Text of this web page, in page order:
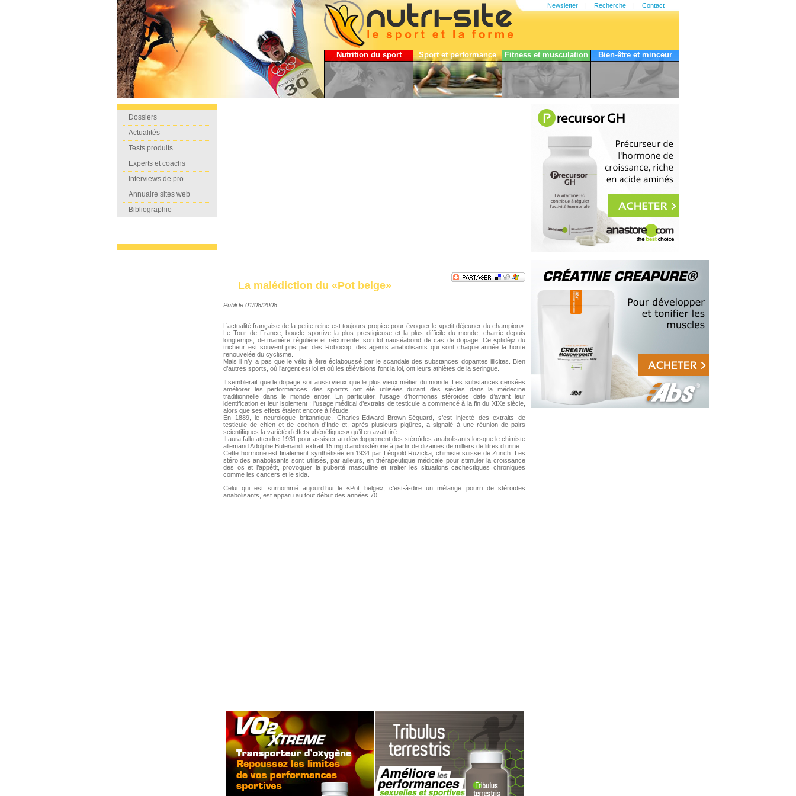
Newsletter | Recherche | Contact
Nutrition du sport Sport et performance Fitness et musculation Bien-être et minceur
Dossiers
Actualités
Tests produits
Experts et coachs
Interviews de pro
Annuaire sites web
Bibliographie
La malédiction du «Pot belge»
Publi le 01/08/2008
L’actualité française de la petite reine est toujours propice pour évoquer le «petit déjeuner du champion».
Le Tour de France, boucle sportive la plus prestigieuse et la plus difficile du monde, charrie depuis
longtemps, de manière régulière et récurrente, son lot nauséabond de cas de dopage. Ce «ptidèj» du
tricheur est souvent pris par des Robocop, des agents anabolisants qui sont chaque année la honte
renouvelée du cyclisme.
Mais il n’y a pas que le vélo à être éclaboussé par le scandale des substances dopantes illicites. Bien
d’autres sports, où l’argent est loi et où les télévisions font la loi, ont leurs athlètes de la seringue.
Il semblerait que le dopage soit aussi vieux que le plus vieux métier du monde. Les substances censées
améliorer les performances des sportifs ont été utilisées durant des siècles dans la médecine
traditionnelle dans le monde entier. En particulier, l’usage d’hormones stéroïdes date d’avant leur
identification et leur isolement : l’usage médical d’extraits de testicule a commencé à la fin du XIXe siècle,
alors que ses effets étaient encore à l’étude.
En 1889, le neurologue britannique, Charles-Edward Brown-Séquard, s’est injecté des extraits de
testicule de chien et de cochon d’Inde et, après plusieurs piqûres, a signalé à une réunion de pairs
scientifiques la variété d’effets «bénéfiques» qu’il en avait tiré.
Il aura fallu attendre 1931 pour assister au développement des stéroïdes anabolisants lorsque le chimiste
allemand Adolphe Butenandt extrait 15 mg d’androstérone à partir de dizaines de milliers de litres d’urine.
Cette hormone est finalement synthétisée en 1934 par Léopold Ruzicka, chimiste suisse de Zurich. Les
stéroïdes anabolisants sont utilisés, par ailleurs, en thérapeutique médicale pour stimuler la croissance
des os et l’appétit, provoquer la puberté masculine et traiter les situations cachectiques chroniques
comme les cancers et le sida.
Celui qui est surnommé aujourd’hui le «Pot belge», c’est-à-dire un mélange pourri de stéroïdes
anabolisants, est apparu au tout début des années 70....